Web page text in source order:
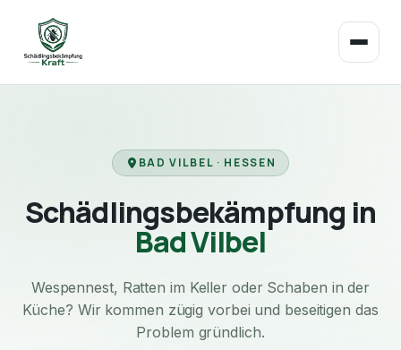
BAD VILBEL · HESSEN
Schädlingsbekämpfung in
Bad Vilbel
Wespennest, Ratten im Keller oder Schaben in der
Küche? Wir kommen zügig vorbei und beseitigen das
Problem gründlich.